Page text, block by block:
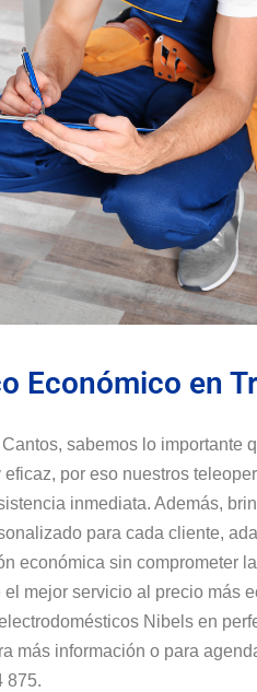
Económico en
sabemos lo importante
por eso nuestros
inmediata. Además,
para cada cliente,
económica sin comprometer
mejor servicio al precio más
Nibels en
más información o para
875.